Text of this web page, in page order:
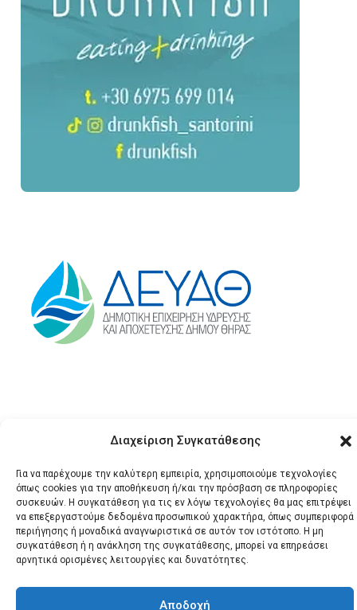
Διαχείριση Συγκατάθεσης
Για να παρέχουμε την καλύτερη εμπειρία, χρησιμοποιούμε τεχνολογίες
όπως cookies για την αποθήκευση ή/και την πρόσβαση σε πληροφορίες
συσκευών. Η συγκατάθεση για τις εν λόγω τεχνολογίες θα μας επιτρέψει
να επεξεργαστούμε δεδομένα προσωπικού χαρακτήρα, όπως συμπεριφορά
περιήγησης ή μοναδικά αναγνωριστικά σε αυτόν τον ιστότοπο. Η μη
συγκατάθεση ή η ανάκληση της συγκατάθεσης, μπορεί να επηρεάσει
αρνητικά ορισμένες λειτουργίες και δυνατότητες.
Αποδοχή
© 2026 Santonews - Όλα
τα δικαιώματα
κατοχυρωμένα.